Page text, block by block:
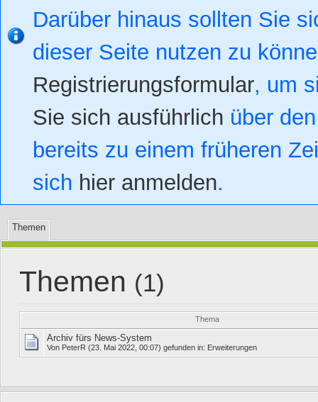
Darüber hinaus sollten Sie
dieser Seite nutzen zu
Registrierungsformular, um
Sie sich ausführlich über
bereits zu einem früheren
sich hier anmelden.
Themen
Themen (1)
Thema
Archiv fürs News-System
Von PeterR (23. Mai 2022, 00:07) gefunden in: Erweiterungen